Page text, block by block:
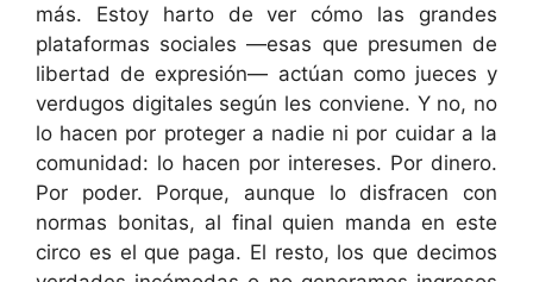
más. Estoy harto de ver cómo las grandes
plataformas sociales —esas que presumen de
libertad de expresión— actúan como jueces y
verdugos digitales según les conviene. Y no, no
lo hacen por proteger a nadie ni por cuidar a la
comunidad: lo hacen por intereses. Por dinero.
Por poder. Porque, aunque lo disfracen con
normas bonitas, al final quien manda en este
circo es el que paga. El resto, los que decimos